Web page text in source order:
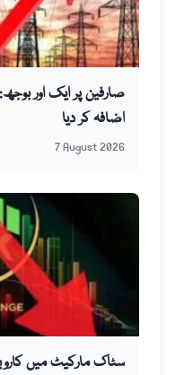
صارفین پر ایک اور
اضافہ کر دیا
7 August 2026